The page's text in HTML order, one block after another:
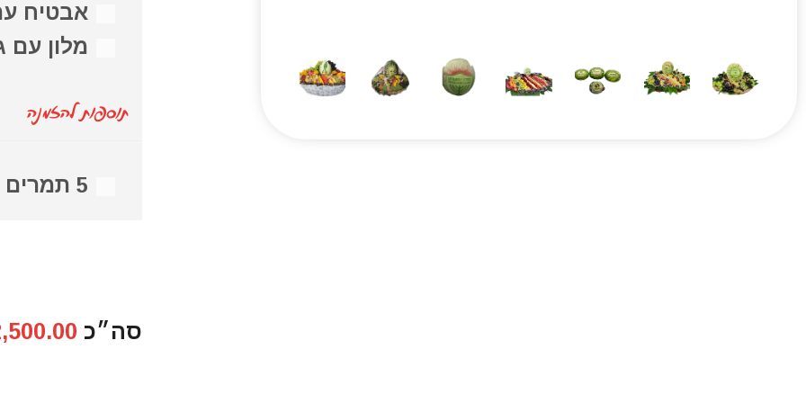
אבטיח
מלון עם
תוספות להזמנה
5 תמרים
סה״כ